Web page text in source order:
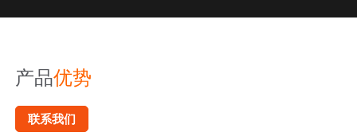
产品优势
联系我们